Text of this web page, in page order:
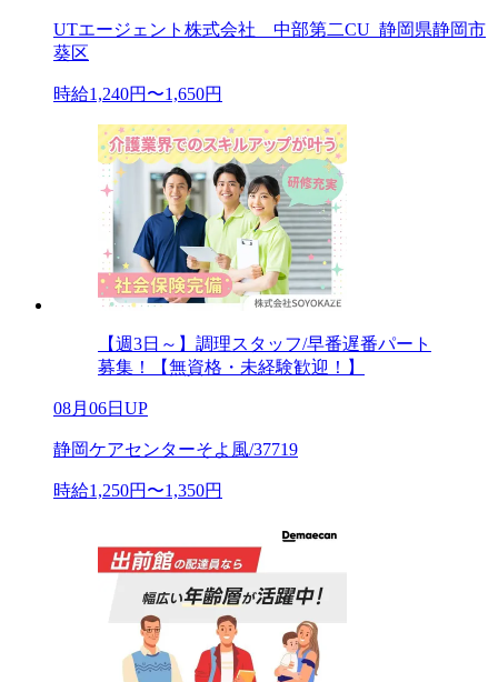
UTエージェント株式会社 中部第二CU_静岡県静岡市
葵区
時給1,240円〜1,650円
【週3日～】調理スタッフ/早番遅番パート
募集！【無資格・未経験歓迎！】
08月06日UP
静岡ケアセンターそよ風/37719
時給1,250円〜1,350円